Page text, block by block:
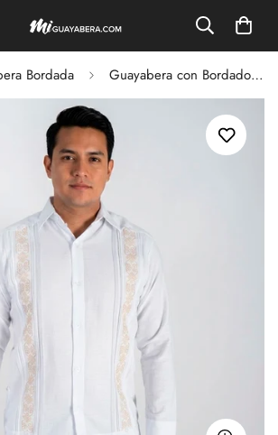
Bordada Guayabera con Bordado Maya "Kukulkán" - Blanco